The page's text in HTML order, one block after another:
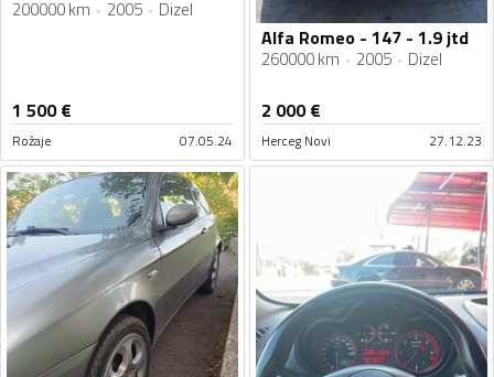
200000 km 2005 Dizel
1 500€
Rožaje 07.05.24
Alfa Romeo - 147 - 1.9 jtd
260000 km 2005 Dizel
2 000€
Herceg Novi 27.12.23